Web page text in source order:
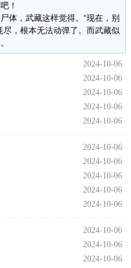
！
体，武藏这样觉得。“现在，别
，根本无法动弹了。而武藏似
2024-10-06
2024-10-06
2024-10-06
2024-10-06
2024-10-06
2024-10-06
2024-10-06
2024-10-06
2024-10-06
2024-10-06
2024-10-06
2024-10-06
2024-10-06